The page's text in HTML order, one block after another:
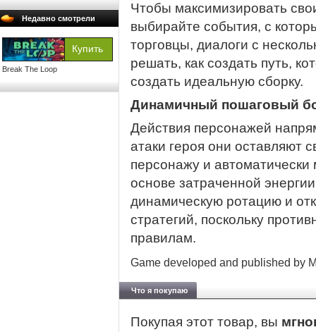
Недавно смотрели
Break The Loop
Чтобы максимизировать
выбирайте события, с
торговцы, диалоги с
решать, как создать путь,
создать идеальную сборку.
Динамичный пошаговый
Действия персонажей
атаки героя они оставляют
персонажу и
основе затраченной
динамическую ротацию и
стратегий, поскольку
правилам.
Game developed and published by
Что я покупаю
Покупая этот товар, вы